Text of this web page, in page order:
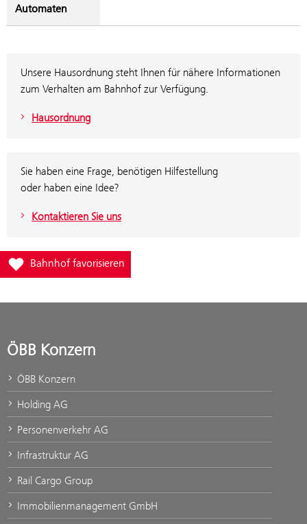
Automaten
Unsere Hausordnung steht Ihnen für nähere Informationen
zum Verhalten am Bahnhof zur Verfügung.
Hausordnung
Sie haben eine Frage, benötigen Hilfestellung
oder haben eine Idee?
Kontaktieren Sie uns
Füge Bahnhof Raasdorf zur Favoritenliste hinzu
Bahnhof favorisieren
ÖBB Konzern
ÖBB Konzern
Holding AG
Personenverkehr AG
Infrastruktur AG
Rail Cargo Group
Immobilienmanagement GmbH